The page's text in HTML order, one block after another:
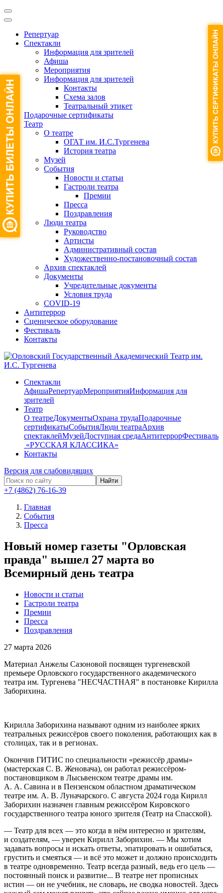
Репертуар
Спектакли
Информация для зрителей
Афиша
Мероприятия
Информация для зрителей
Контакты
Схема залов
Театральный этикет
Подарочные сертификаты
Театр
О театре
ОГАТ им. И.С.Тургенева
История театра
Музей
События
Новости и статьи
Гастроли театра
Премии
Пресса
Поздравления
Люди театра
Руководство
Артисты
Административный состав
Художественно-постановочный состав
Архив спектаклей
Документы
Учредительные документы
Условия труда
COVID-19
Антитеррор
Сценическое оборудование
Фестиваль
Контакты
Спектакли
АфишаРепертуарМероприятияИнформация для
зрителей
Театр
О театреДокументыОхрана трудаПодарочные
сертификатыСобытияЛюди театраАрхив
спектаклейМузейДоступная средаАнтитеррорФестиваль
​ «РУССКАЯ КЛАССИКА»
Контакты
Версия для слабовидящих
Найти
+7 (4862) 76-16-39
Главная
События
Пресса
Новый номер газеты "Орловская
правда" вышел 27 марта во
Всемирный день театра
Новости и статьи
Гастроли театра
Премии
Пресса
Поздравления
27 марта 2026
Материал Анжелы Сазоновой посвящен тургеневской
премьере Орловского государственного академического
театра им. Тургенева "НЕСЧАСТНАЯ" в постановке Кирилла
Заборихина.
Кирилла Заборихина называют одним из наиболее ярких
театральных режиссёров своего поколения, работающих как в
столицах, так и в регионах.
Окончив ГИТИС по специальности «режиссёр драмы»
(мастерская С. В. Женовача), он работал режиссёром-
постановщиком в Лысьвенском театре драмы им.
А. А. Савина и в Пензенском областном драматическом
театре им. А. В. Луначарского. С августа 2024 года Кирилл
Заборихин назначен главным режис­сёром Кировского
государственного театра юного зрителя (Театр на Спасской).
— Театр для всех — это когда в нём интересно и зрителям,
и создателям, — уверен Кирилл Заборихин. — Мы хотим
задавать вопросы и искать ответы, эпатировать и ошибаться,
грустить и смеяться — и всё это может и должно происходить
в театре одновременно. Театр всегда разный, ведь его цель —
постоянный поиск и развитие... В театре нет прописных
истин — он не учебник, не словарь, не сводка новостей. Здесь